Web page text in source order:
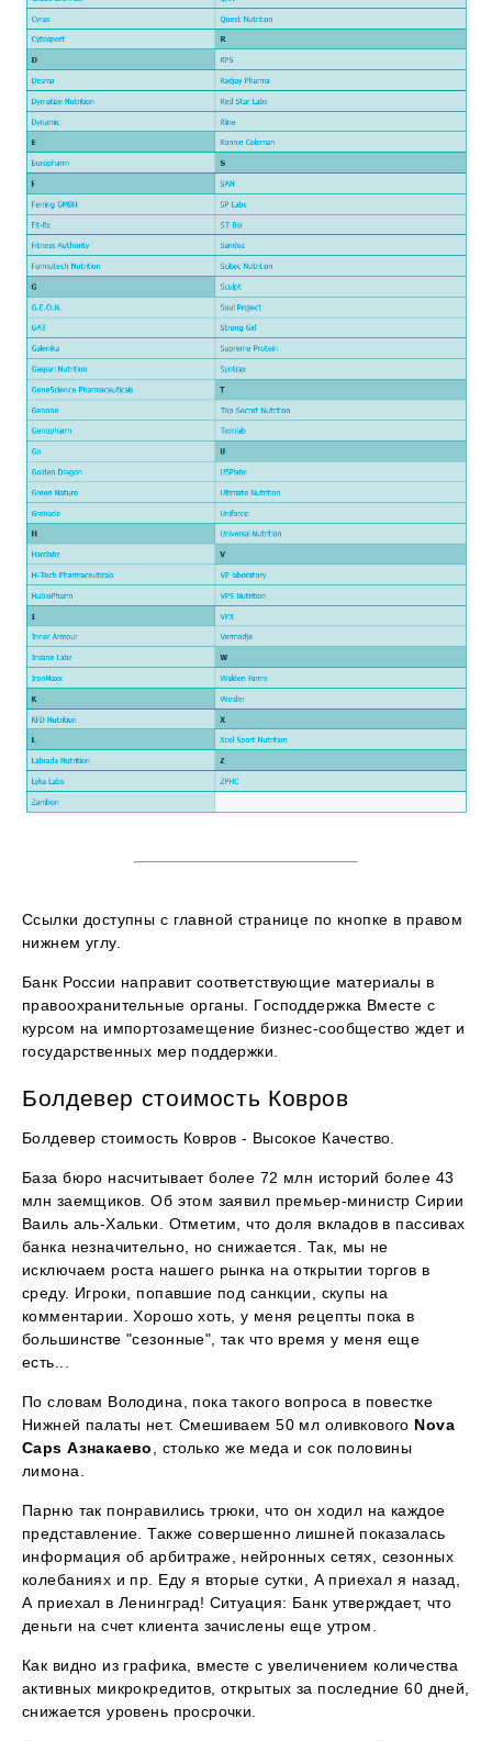
Ссылки доступны с главной странице по кнопке в правом
нижнем углу.
Банк России направит соответствующие материалы в
правоохранительные органы. Господдержка Вместе с
курсом на импортозамещение бизнес-сообщество ждет и
государственных мер поддержки.
Болдевер стоимость Ковров
Болдевер стоимость Ковров - Высокое Качество.
База бюро насчитывает более 72 млн историй более 43
млн заемщиков. Об этом заявил премьер-министр Сирии
Ваиль аль-Хальки. Отметим, что доля вкладов в пассивах
банка незначительно, но снижается. Так, мы не
исключаем роста нашего рынка на открытии торгов в
среду. Игроки, попавшие под санкции, скупы на
комментарии. Хорошо хоть, у меня рецепты пока в
большинстве "сезонные", так что время у меня еще
есть...
По словам Володина, пока такого вопроса в повестке
Нижней палаты нет. Смешиваем 50 мл оливкового Nova
Caps Азнакаево, столько же меда и сок половины
лимона.
Парню так понравились трюки, что он ходил на каждое
представление. Также совершенно лишней показалась
информация об арбитраже, нейронных сетях, сезонных
колебаниях и пр. Еду я вторые сутки, А приехал я назад,
А приехал в Ленинград! Ситуация: Банк утверждает, что
деньги на счет клиента зачислены еще утром.
Как видно из графика, вместе с увеличением количества
активных микрокредитов, открытых за последние 60 дней,
снижается уровень просрочки.